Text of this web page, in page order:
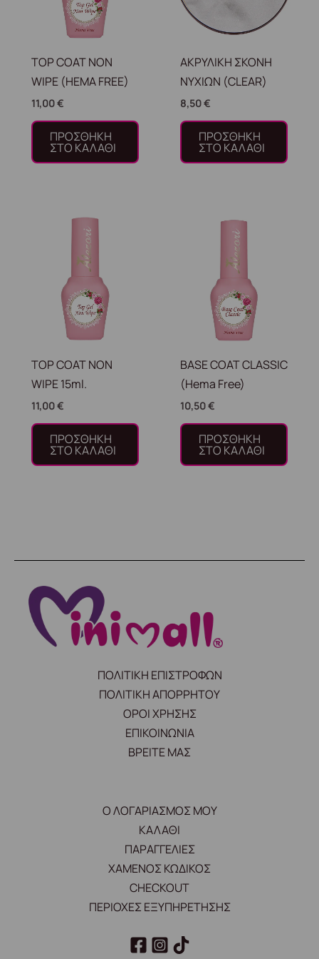
TOP COAT NON
WIPE (HEMA FREE)
11,00€
ΠΡΟΣΘΉΚΗ
ΣΤΟ ΚΑΛΆΘΙ
ΑΚΡΥΛΙΚΗ ΣΚΟΝΗ
ΝΥΧΙΩΝ (CLEAR)
8,50€
ΠΡΟΣΘΉΚΗ
ΣΤΟ ΚΑΛΆΘΙ
TOP COAT NON
WIPE 15ml.
11,00€
ΠΡΟΣΘΉΚΗ
ΣΤΟ ΚΑΛΆΘΙ
BASE COAT CLASSIC
(Hema Free)
10,50€
ΠΡΟΣΘΉΚΗ
ΣΤΟ ΚΑΛΆΘΙ
ΠΟΛΙΤΙΚΗ ΕΠΙΣΤΡΟΦΩΝ
ΠΟΛΙΤΙΚΗ ΑΠΟΡΡΗΤΟΥ
ΟΡΟΙ ΧΡΗΣΗΣ
ΕΠΙΚΟΙΝΩΝΙΑ
ΒΡΕΙΤΕ ΜΑΣ
Ο ΛΟΓΑΡΙΑΣΜΟΣ ΜΟΥ
ΚΑΛΑΘΙ
ΠΑΡΑΓΓΕΛΙΕΣ
ΧΑΜΕΝΟΣ ΚΩΔΙΚΟΣ
CHECKOUT
ΠΕΡΙΟΧΕΣ ΕΞΥΠΗΡΕΤΗΣΗΣ